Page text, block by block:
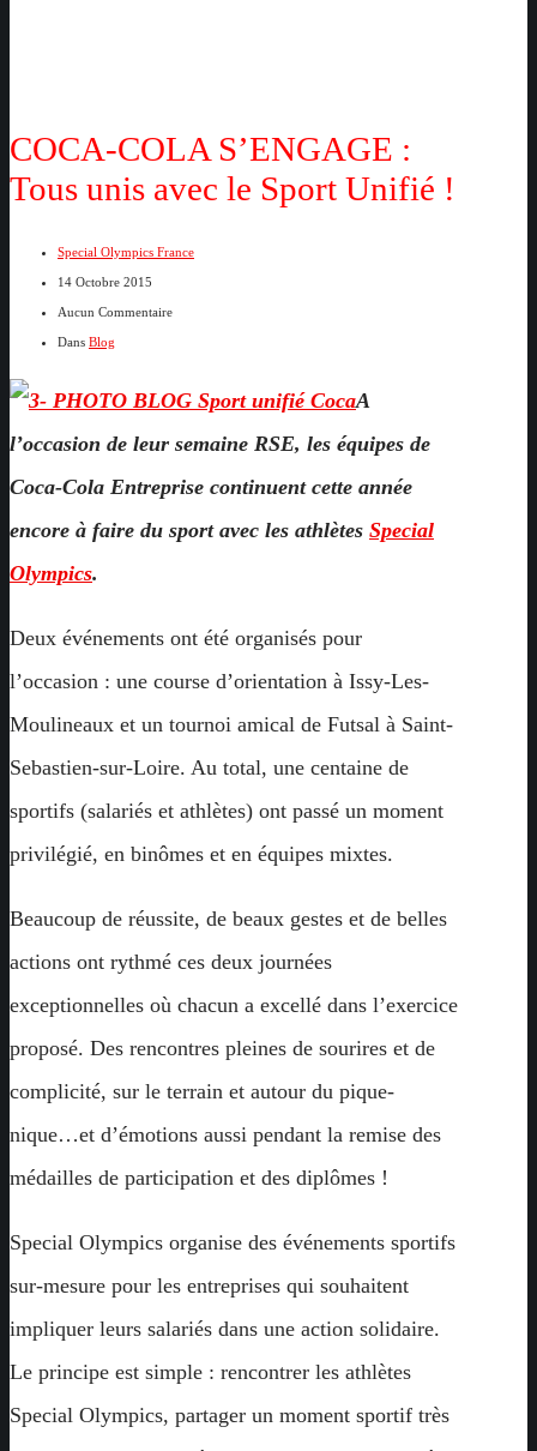
COCA-COLA S’ENGAGE :
Tous unis avec le Sport Unifié !
Special Olympics France
14 Octobre 2015
Aucun Commentaire
Dans Blog
A
l’occasion de leur semaine RSE, les équipes de
Coca-Cola Entreprise continuent cette année
encore à faire du sport avec les athlètes Special
Olympics.
Deux événements ont été organisés pour
l’occasion : une course d’orientation à Issy-Les-
Moulineaux et un tournoi amical de Futsal à Saint-
Sebastien-sur-Loire. Au total, une centaine de
sportifs (salariés et athlètes) ont passé un moment
privilégié, en binômes et en équipes mixtes.
Beaucoup de réussite, de beaux gestes et de belles
actions ont rythmé ces deux journées
exceptionnelles où chacun a excellé dans l’exercice
proposé. Des rencontres pleines de sourires et de
complicité, sur le terrain et autour du pique-
nique…et d’émotions aussi pendant la remise des
médailles de participation et des diplômes !
Special Olympics organise des événements sportifs
sur-mesure pour les entreprises qui souhaitent
impliquer leurs salariés dans une action solidaire.
Le principe est simple : rencontrer les athlètes
Special Olympics, partager un moment sportif très